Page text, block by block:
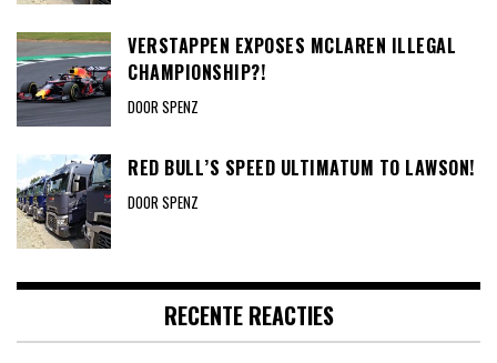
VERSTAPPEN EXPOSES MCLAREN ILLEGAL
CHAMPIONSHIP?!
DOOR SPENZ
RED BULL’S SPEED ULTIMATUM TO LAWSON!
DOOR SPENZ
RECENTE REACTIES